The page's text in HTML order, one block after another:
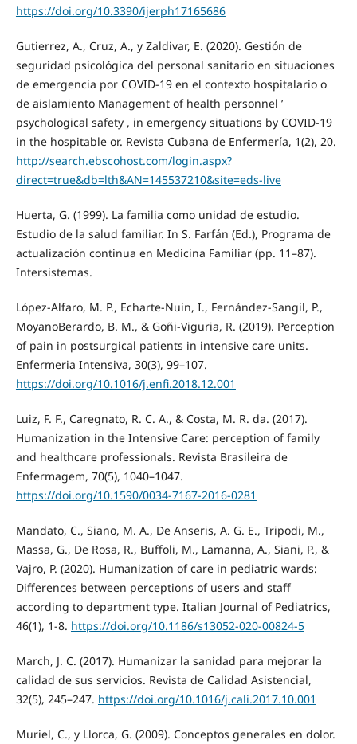
https://doi.org/10.3390/ijerph17165686
Gutierrez, A., Cruz, A., y Zaldivar, E. (2020). Gestión de
seguridad psicológica del personal sanitario en situaciones
de emergencia por COVID-19 en el contexto hospitalario o
de aislamiento Management of health personnel ’
psychological safety , in emergency situations by COVID-19
in the hospitable or. Revista Cubana de Enfermería, 1(2), 20.
http://search.ebscohost.com/login.aspx?
direct=true&db=lth&AN=145537210&site=eds-live
Huerta, G. (1999). La familia como unidad de estudio.
Estudio de la salud familiar. In S. Farfán (Ed.), Programa de
actualización continua en Medicina Familiar (pp. 11–87).
Intersistemas.
López-Alfaro, M. P., Echarte-Nuin, I., Fernández-Sangil, P.,
MoyanoBerardo, B. M., & Goñi-Viguria, R. (2019). Perception
of pain in postsurgical patients in intensive care units.
Enfermeria Intensiva, 30(3), 99–107.
https://doi.org/10.1016/j.enfi.2018.12.001
Luiz, F. F., Caregnato, R. C. A., & Costa, M. R. da. (2017).
Humanization in the Intensive Care: perception of family
and healthcare professionals. Revista Brasileira de
Enfermagem, 70(5), 1040–1047.
https://doi.org/10.1590/0034-7167-2016-0281
Mandato, C., Siano, M. A., De Anseris, A. G. E., Tripodi, M.,
Massa, G., De Rosa, R., Buffoli, M., Lamanna, A., Siani, P., &
Vajro, P. (2020). Humanization of care in pediatric wards:
Differences between perceptions of users and staff
according to department type. Italian Journal of Pediatrics,
46(1), 1-8. https://doi.org/10.1186/s13052-020-00824-5
March, J. C. (2017). Humanizar la sanidad para mejorar la
calidad de sus servicios. Revista de Calidad Asistencial,
32(5), 245–247. https://doi.org/10.1016/j.cali.2017.10.001
Muriel, C., y Llorca, G. (2009). Conceptos generales en dolor.